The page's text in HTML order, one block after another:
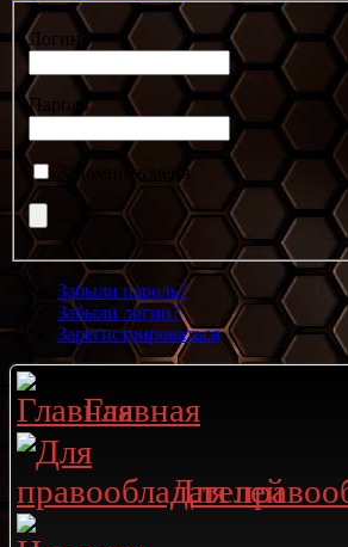
Логин
Пароль
Запомнить меня
Забыли пароль?
Забыли логин?
Зарегистрироваться
Главная
Для